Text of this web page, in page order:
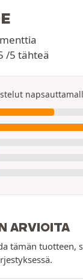
/5 tähteä
ARVIOITA
tämän